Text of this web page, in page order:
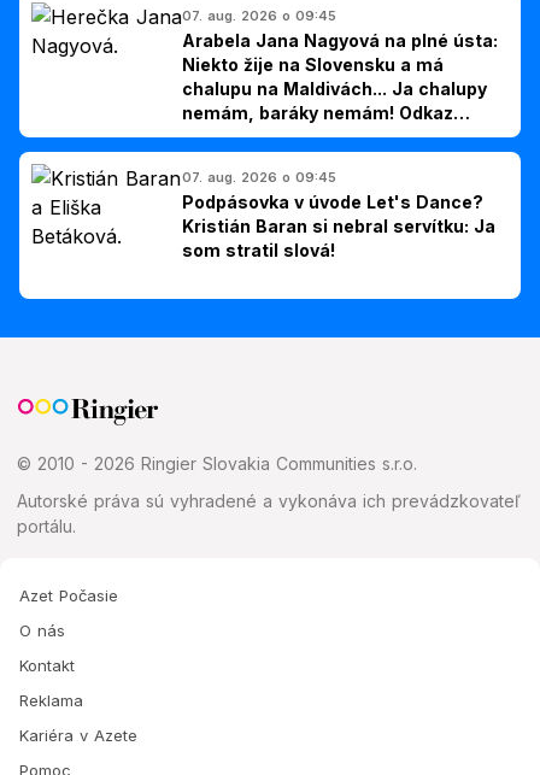
07. aug. 2026 o 09:45
Arabela Jana Nagyová na plné ústa:
Niekto žije na Slovensku a má
chalupu na Maldivách... Ja chalupy
nemám, baráky nemám! Odkaz
Slovákom
07. aug. 2026 o 09:45
Podpásovka v úvode Let's Dance?
Kristián Baran si nebral servítku: Ja
som stratil slová!
© 2010 - 2026 Ringier Slovakia Communities s.r.o.
Autorské práva sú vyhradené a vykonáva ich prevádzkovateľ
portálu.
Azet Počasie
O nás
Kontakt
Reklama
Kariéra v Azete
Pomoc